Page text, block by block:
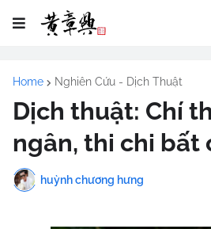
Home Nghiên Cứu - Dịch Thuật
Dịch thuật: Chí
ngân, thi chi bất
huỳnh chương hưng